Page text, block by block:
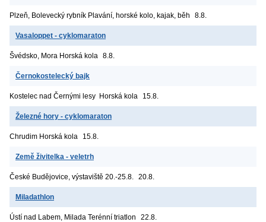
Plzeň, Bolevecký rybník Plavání, horské kolo, kajak, běh 8.8.
Vasaloppet - cyklomaraton
Švédsko, Mora Horská kola 8.8.
Černokostelecký bajk
Kostelec nad Černými lesy Horská kola 15.8.
Železné hory - cyklomaraton
Chrudim Horská kola 15.8.
Země živitelka - veletrh
České Budějovice, výstaviště 20.-25.8. 20.8.
Miladathlon
Ústí nad Labem, Milada Terénní triatlon 22.8.